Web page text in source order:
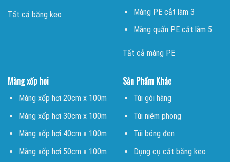
Tất cả băng keo
Màng PE cắt làm 3
Màng quấn PE cắt làm 5
Tất cả màng PE
Màng xốp hơi
Màng xốp hơi 20cm x 100m
Màng xốp hơi 30cm x 100m
Màng xốp hơi 40cm x 100m
Màng xốp hơi 50cm x 100m
Sản Phẩm Khác
Túi gói hàng
Túi niêm phong
Túi bóng đen
Dụng cụ cắt băng keo